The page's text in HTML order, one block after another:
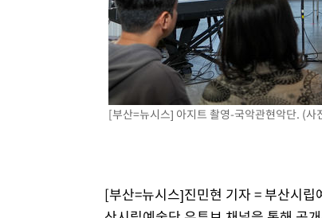
[부산=뉴시스] 아지트 촬영-국악관현악단. (
[부산=뉴시스]진민현 기자 = 부산시